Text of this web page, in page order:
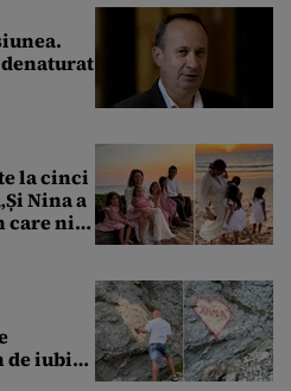
la cinci
Nina a
care nici
de iubire